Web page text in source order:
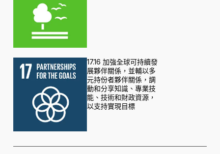
17.16 加強全球可持續發
展夥伴關係，並輔以多
元持份者夥伴關係，調
動和分享知識、專業技
能、技術和財政資源，
以支持實現目標